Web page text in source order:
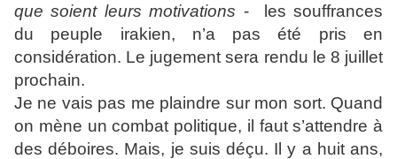
que soient leurs motivations - les souffrances
du peuple irakien, n’a pas été pris en
considération. Le jugement sera rendu le 8 juillet
prochain.
Je ne vais pas me plaindre sur mon sort. Quand
on mène un combat politique, il faut s’attendre à
des déboires. Mais, je suis déçu. Il y a huit ans,